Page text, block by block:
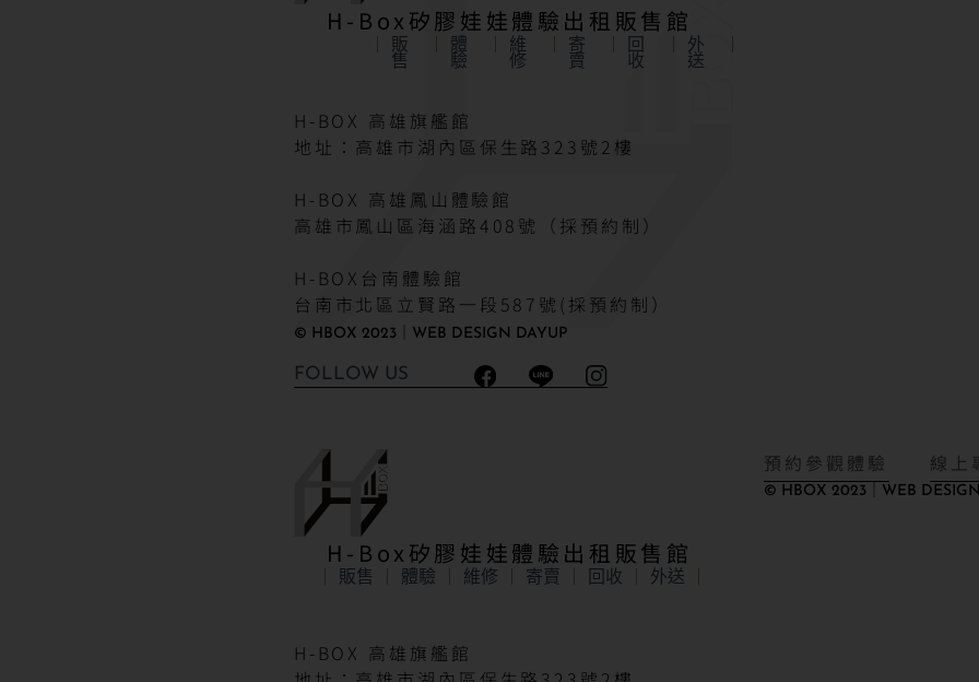
H-Box矽膠娃娃體驗出租販售館
販
售
體
驗
維
修
寄
賣
回
收
外
送
H-BOX 高雄旗艦館
地址：高雄市湖內區保生路323號2樓
H-BOX 高雄鳳山體驗館
高雄市鳳山區海涵路408號（採預約制）
H-BOX台南體驗館
台南市北區立賢路一段587號(採預約制）
FOLLOW US
© HBOX 2023｜WEB DESIGN DAYUP
H-Box矽膠娃娃體驗出租販售館
販售 體驗 維修 寄賣 回收 外送
H-BOX 高雄旗艦館
預約參觀體驗 線上
© HBOX 2023｜WEB